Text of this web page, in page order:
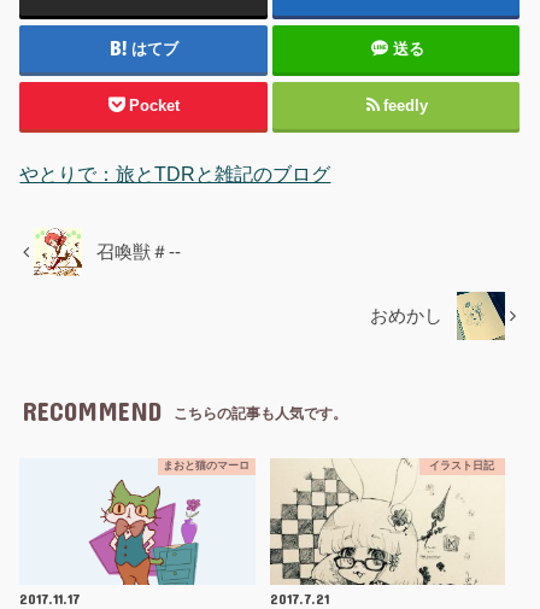
はてブ 送る
Pocket feedly
やとりで：旅とTDRと雑記のブログ
召喚獣＃--
おめかし
RECOMMEND こちらの記事も人気です。
まおと猫のマーロ
2017.11.17
イラスト日記
2017.7.21